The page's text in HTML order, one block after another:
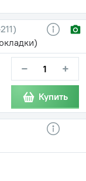
− +
Купить